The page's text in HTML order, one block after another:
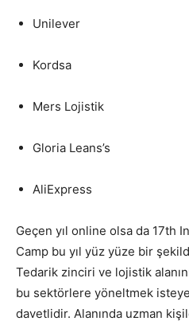
Unilever
Kordsa
Mers Lojistik
Gloria Leans’s
AliExpress
Geçen yıl online olsa da 17th
Camp bu yıl yüz yüze bir
Tedarik zinciri ve lojistik
bu sektörlere yöneltmek
davetlidir. Alanında uzman